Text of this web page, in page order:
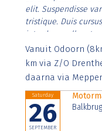
elit. Suspendisse
tristique. Duis
interdum nulla, ut
Aenean faucibus
imperdiet. Nunc ut
Vanuit Odoorn
km via Z/O
daarna via
Saturday
26
SEPTEMBER